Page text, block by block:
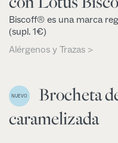
Biscoff® es una marca
(supl. 1€)
Alérgenos y Trazas >
NUEVO
Brocheta
caramelizada